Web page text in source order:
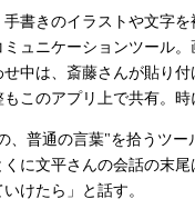
書きのイラストや文字
ュニケーションツール
中は、斎藤さんが貼り
このアプリ上で共有。
普通の言葉"を拾うツー
くに文平さんの会話の末
けたら」と話す。